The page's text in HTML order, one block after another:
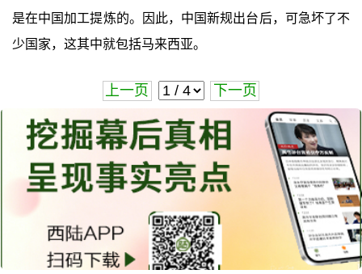
是在中国加工提炼的。因此，中国新规出台后，可急坏了不
少国家，这其中就包括马来西亚。
上一页 下一页